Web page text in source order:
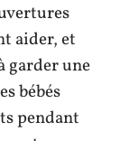
aider, et
garder une
bébés
pendant